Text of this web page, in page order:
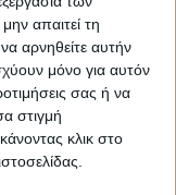
απαιτεί τη
αρνηθείτε αυτήν
μόνο για αυτόν
σας ή να
στιγμή
κλικ στο